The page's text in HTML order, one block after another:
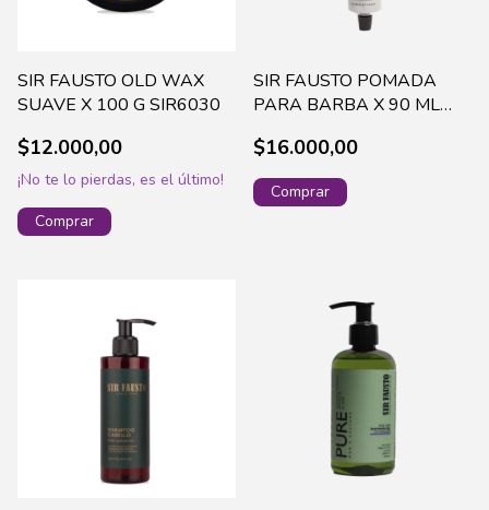
SIR FAUSTO OLD WAX
SUAVE X 100 G SIR6030
$12.000,00
¡No te lo pierdas, es el último!
SIR FAUSTO POMADA
PARA BARBA X 90 ML
$16.000,00